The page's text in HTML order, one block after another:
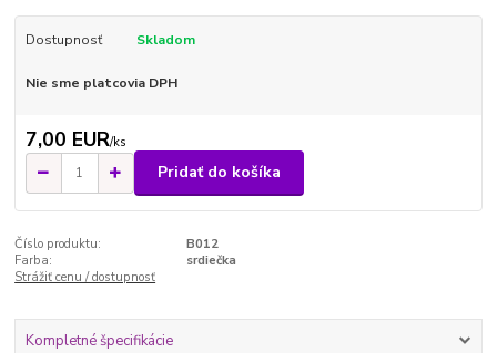
Dostupnosť Skladom
Nie sme platcovia DPH
7,00 EUR/ks
Pridať do košíka
Číslo produktu:
B012
Farba:
srdiečka
Strážiť cenu / dostupnosť
Kompletné špecifikácie